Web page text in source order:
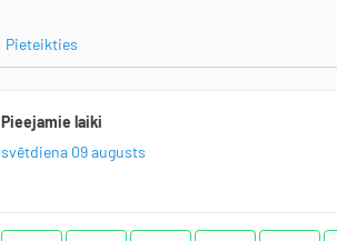
Pieteikties
Pieejamie laiki
svētdiena 09 augusts